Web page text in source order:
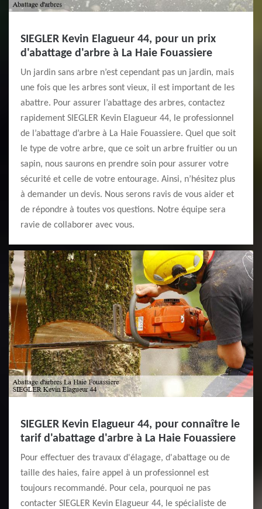
SIEGLER Kevin Elagueur 44, pour un prix
d'abattage d'arbre à La Haie Fouassiere
Un jardin sans arbre n’est cependant pas un jardin, mais
une fois que les arbres sont vieux, il est important de les
abattre. Pour assurer l’abattage des arbres, contactez
rapidement SIEGLER Kevin Elagueur 44, le professionnel
de l’abattage d’arbre à La Haie Fouassiere. Quel que soit
le type de votre arbre, que ce soit un arbre fruitier ou un
sapin, nous saurons en prendre soin pour assurer votre
sécurité et celle de votre entourage. Ainsi, n’hésitez plus
à demander un devis. Nous serons ravis de vous aider et
de répondre à toutes vos questions. Notre équipe sera
ravie de collaborer avec vous.
SIEGLER Kevin Elagueur 44, pour connaître le
tarif d'abattage d'arbre à La Haie Fouassiere
Pour effectuer des travaux d'élagage, d'abattage ou de
taille des haies, faire appel à un professionnel est
toujours recommandé. Pour cela, pourquoi ne pas
contacter SIEGLER Kevin Elagueur 44, le spécialiste de